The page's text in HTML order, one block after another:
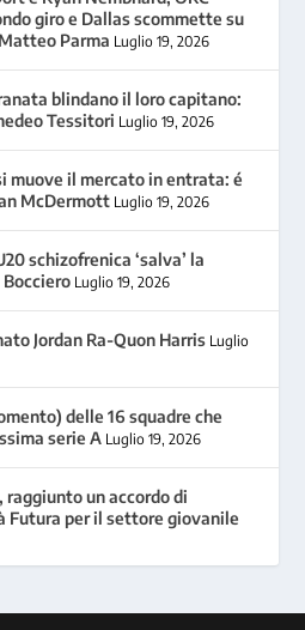
giro e Dallas scommette su
Parma Luglio 19, 2026
blindano il loro capitano:
Tessitori Luglio 19, 2026
muove il mercato in entrata: é
McDermott Luglio 19, 2026
schizofrenica ‘salva’ la
Bocciero Luglio 19, 2026
Jordan Ra-Quon Harris Luglio
delle 16 squadre che
serie A Luglio 19, 2026
raggiunto un accordo di
Futura per il settore giovanile